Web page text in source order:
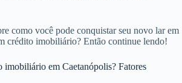
como você pode conquistar seu novo lar em
crédito imobiliário? Então continue lendo!
imobiliário em Caetanópolis? Fatores